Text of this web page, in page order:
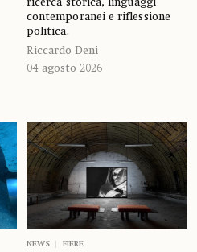
ricerca storica, linguaggi
contemporanei e riflessione
politica.
Riccardo Deni
04 agosto 2026
NEWS FIERE